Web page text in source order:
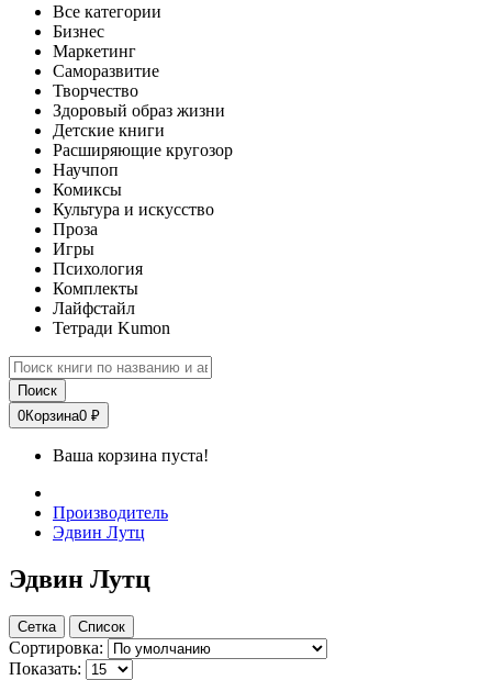
Все категории
Бизнес
Маркетинг
Саморазвитие
Творчество
Здоровый образ жизни
Детские книги
Расширяющие кругозор
Научпоп
Комиксы
Культура и искусство
Проза
Игры
Психология
Комплекты
Лайфстайл
Тетради Kumon
Поиск
0Корзина0 ₽
Ваша корзина пуста!
Производитель
Эдвин Лутц
Эдвин Лутц
Сетка Список
Сортировка:
Показать: